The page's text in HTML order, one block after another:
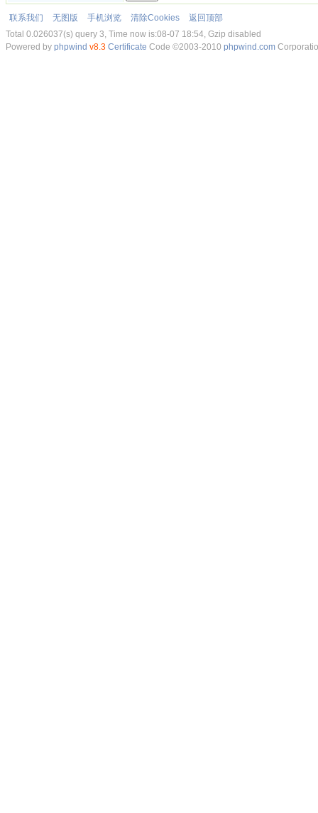
联系我们 无图版 手机浏览 清除Cookies
返回顶部
Total 0.026037(s) query 3, Time now is:08-07 18:54, Gzip disabled
Powered by phpwind v8.3 Certificate Code ©2003-2010 phpwind.com